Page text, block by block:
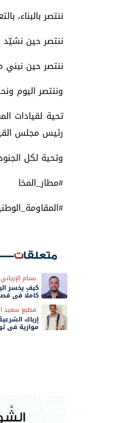
ننتصر بالبناء،
ننتصر حين نشيّد
ننتصر حين
وننتصر اليوم
تحية لقيادات
رئيس مجلس
وتحية لكل
#مطار_المخا
متعلقات
بسام الإرياني
كيف يخسر
كاملًا في
مطيع سعيد
إرباك
موازية في